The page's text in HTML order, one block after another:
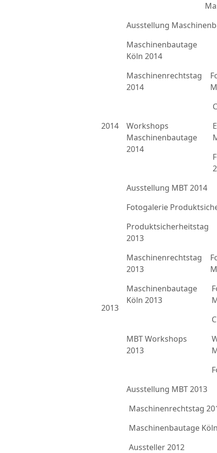
Ausstellung
2014
Maschinenbautage
Köln 2014
Maschinenrechtstag
2014
Workshops
Maschinenbautage
2014
Ausstellung MBT 2014
Fotogalerie
2013
Produktsicherheitstag
2013
Maschinenrechtstag
2013
Maschinenbautage
Köln 2013
MBT Workshops
2013
Ausstellung MBT 2013
Maschinenrechtstag
Maschinenbautage
Aussteller 2012